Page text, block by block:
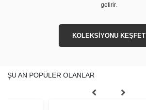
getirir.
KOLEKSİYONU KEŞFET
ŞU AN POPÜLER OLANLAR